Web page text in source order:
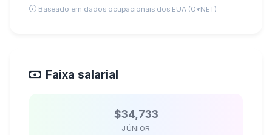
Baseado em dados ocupacionais dos EUA (O*NET)
Faixa salarial
$34,733
JÚNIOR